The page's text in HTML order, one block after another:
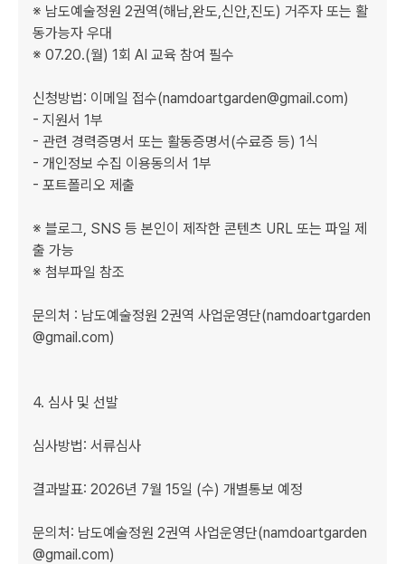
※ 남도예술정원 2권역(해남,완도,신안,진도) 거주자 또는 활
동가능자 우대
※ 07.20.(월) 1회 AI 교육 참여 필수
신청방법: 이메일 접수(namdoartgarden@gmail.com)
- 지원서 1부
- 관련 경력증명서 또는 활동증명서(수료증 등) 1식
- 개인정보 수집 이용동의서 1부
- 포트폴리오 제출
※ 블로그, SNS 등 본인이 제작한 콘텐츠 URL 또는 파일 제
출 가능
※ 첨부파일 참조
문의처 : 남도예술정원 2권역 사업운영단(namdoartgarden
@gmail.com)
4. 심사 및 선발
심사방법: 서류심사
결과발표: 2026년 7월 15일 (수) 개별통보 예정
문의처: 남도예술정원 2권역 사업운영단(namdoartgarden
@gmail.com)